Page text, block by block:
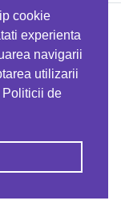
cookie
experienta
navigarii
utilizarii
Politicii de
codul